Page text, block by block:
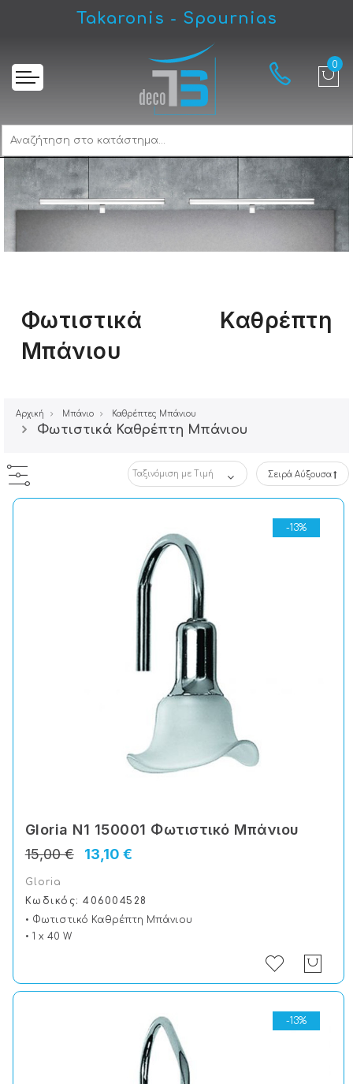
Takaronis - Spournias
Φωτιστικά Καθρέπτη
Μπάνιου
Αρχική Μπάνιο Καθρέπτες Μπάνιου
Φωτιστικά Καθρέπτη Μπάνιου
Σειρά Αύξουσα
-13%
Gloria N1 150001 Φωτιστικό Μπάνιου
13,10 €
15,00 €
Gloria
Κωδικός: 406004528
• Φωτιστικό Καθρέπτη Μπάνιου
• 1 x 40 W
-13%